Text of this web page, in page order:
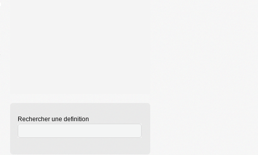
Rechercher une definition